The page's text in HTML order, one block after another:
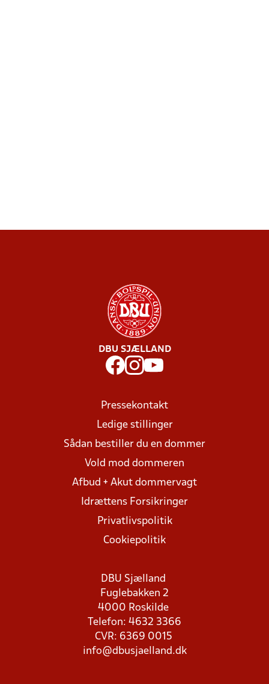
DBU SJÆLLAND
Pressekontakt
Ledige stillinger
Sådan bestiller du en dommer
Vold mod dommeren
Afbud + Akut dommervagt
Idrættens Forsikringer
Privatlivspolitik
Cookiepolitik
DBU Sjælland
Fuglebakken 2
4000 Roskilde
Telefon: 4632 3366
CVR: 6369 0015
info@dbusjaelland.dk